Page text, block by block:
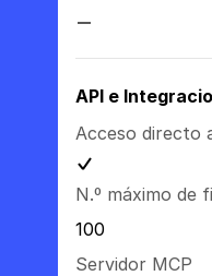
API e
Acceso directo
N.º máximo de
100
Servidor MCP